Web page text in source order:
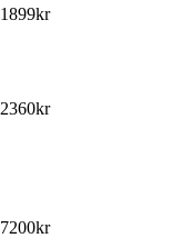
1899kr
2360kr
7200kr